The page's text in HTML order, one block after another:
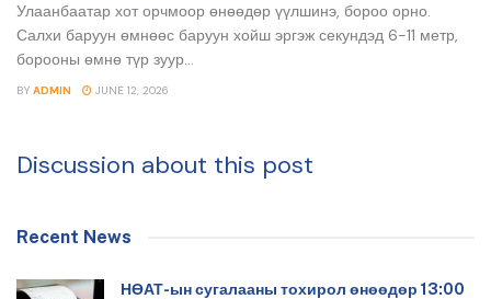
Улаанбаатар хот орчмоор өнөөдөр үүлшинэ, бороо орно.
Салхи баруун өмнөөс баруун хойш эргэж секундэд 6-11 метр,
борооны өмнө түр зуур...
BY ADMIN JUNE 12, 2026
Discussion about this post
Recent News
НӨАТ-ын сугалааны тохирол өнөөдөр 13:00